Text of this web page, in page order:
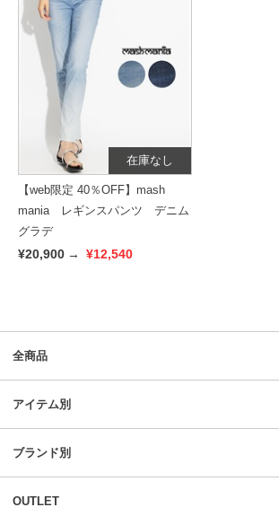
在庫なし
【web限定 40％OFF】mash
mania レギンスパンツ デニム
グラデ
¥20,900 → ¥12,540
全商品
アイテム別
ブランド別
OUTLET